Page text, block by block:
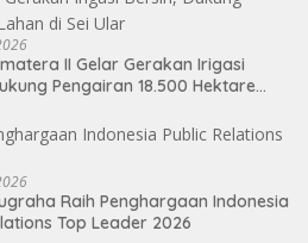
II Gelar Gerakan Irigasi
Pengairan 18.500 Hektare
Raih Penghargaan Indonesia
Top Leader 2026